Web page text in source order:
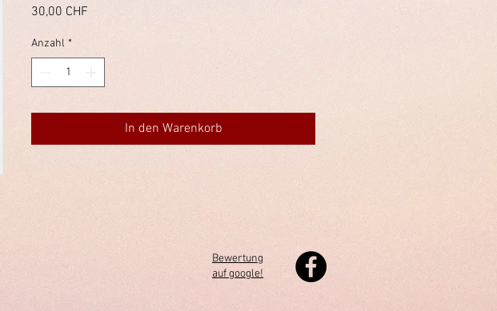
30,00 CHF
Anzahl *
In den Warenkorb
Bewertung
auf google!